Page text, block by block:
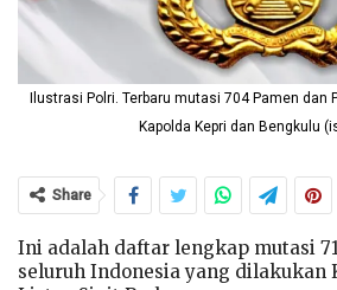
Ilustrasi Polri. Terbaru mutasi 704 Pamen dan
Kapolda Kepri dan Bengkulu
Share
Ini adalah daftar lengkap mutasi
seluruh Indonesia yang dilakukan